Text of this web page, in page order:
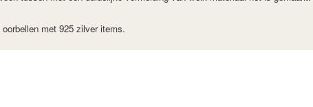
met 925 zilver items.